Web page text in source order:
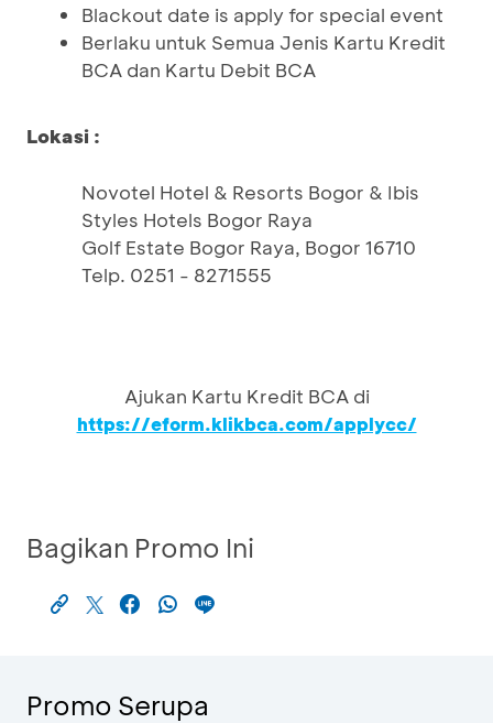
Blackout date is apply for special event
Berlaku untuk Semua Jenis Kartu Kredit
BCA dan Kartu Debit BCA
Lokasi :
Novotel Hotel & Resorts Bogor & Ibis
Styles Hotels Bogor Raya
Golf Estate Bogor Raya, Bogor 16710
Telp. 0251 - 8271555
Ajukan Kartu Kredit BCA di
https://eform.klikbca.com/applycc/
Bagikan Promo Ini
Promo Serupa